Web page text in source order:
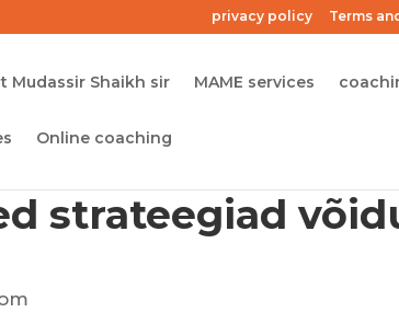
privacy policy Terms
Mudassir Shaikh sir MAME services
Online coaching
strateegiad